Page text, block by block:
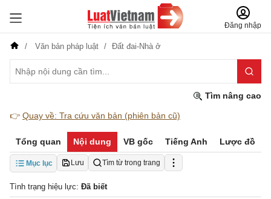
Đăng nhập
Văn bản pháp luật Đất đai-Nhà ở
Tìm nâng cao
👉 Quay về: Tra cứu văn bản (phiên bản cũ)
Tổng quan Nội dung VB gốc Tiếng Anh Lược đồ
Mục lục Lưu Tìm từ trong trang
Tình trạng hiệu lực: Đã biết